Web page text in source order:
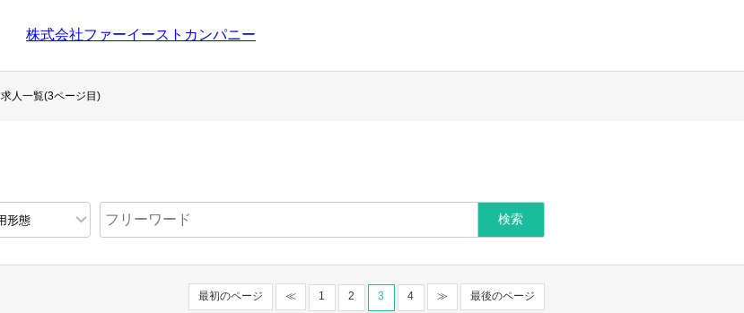
株式会社ファーイーストカンパニー
求人一覧(3ページ目)
最初のページ ≪ 1 2 3 4 ≫ 最後のページ